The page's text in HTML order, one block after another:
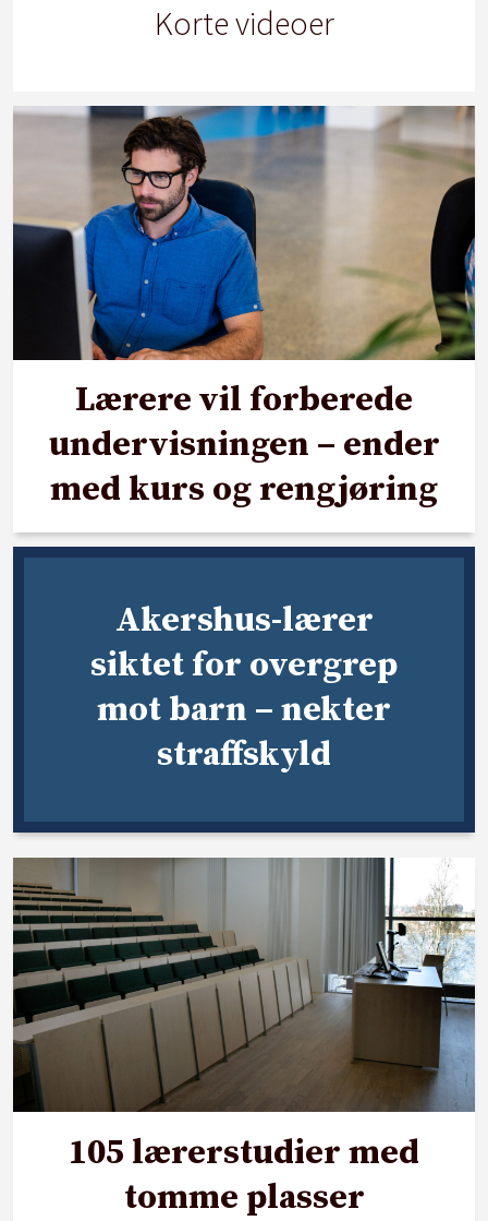
Korte videoer
Lærere vil forberede
undervisningen – ender
med kurs og rengjøring
Akershus-lærer
siktet for overgrep
mot barn – nekter
straffskyld
105 lærerstudier med
tomme plasser